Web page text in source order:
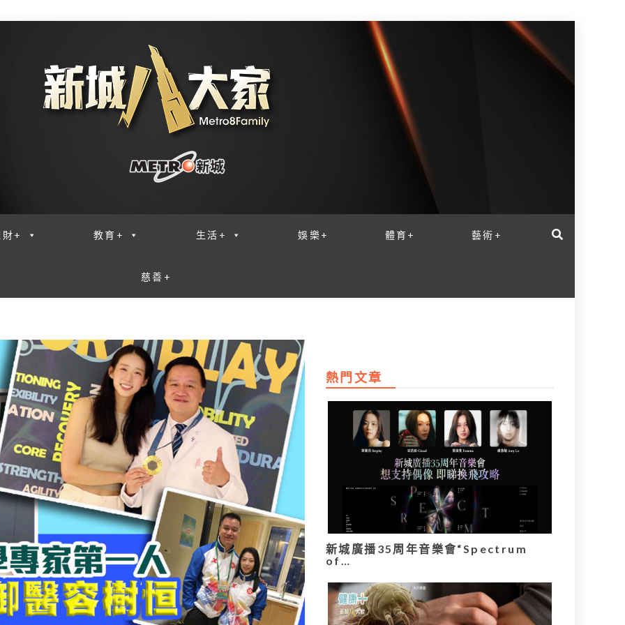
財+ 教育+ 生活+ 娛樂+ 體育+ 藝術+
慈善+
熱門文章
新城廣播35周年音樂會“Spectrum
of…